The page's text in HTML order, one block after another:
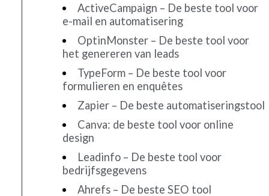
ActiveCampaign – De beste tool voor
e-mail en automatisering
OptinMonster – De beste tool voor
het genereren van leads
TypeForm – De beste tool voor
formulieren en enquêtes
Zapier – De beste automatiseringstool
Canva: de beste tool voor online
design
Leadinfo – De beste tool voor
bedrijfsgegevens
Ahrefs – De beste SEO tool